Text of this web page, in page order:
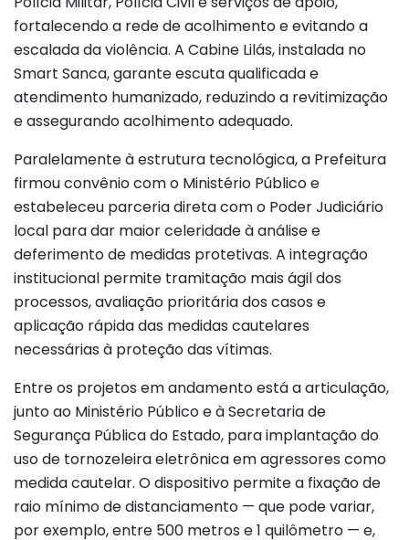
fortalecendo a rede de acolhimento e evitando a
escalada da violência. A Cabine Lilás, instalada no
Smart Sanca, garante escuta qualificada e
atendimento humanizado, reduzindo a revitimização
e assegurando acolhimento adequado.
Paralelamente à estrutura tecnológica, a Prefeitura
firmou convênio com o Ministério Público e
estabeleceu parceria direta com o Poder Judiciário
local para dar maior celeridade à análise e
deferimento de medidas protetivas. A integração
institucional permite tramitação mais ágil dos
processos, avaliação prioritária dos casos e
aplicação rápida das medidas cautelares
necessárias à proteção das vítimas.
Entre os projetos em andamento está a articulação,
junto ao Ministério Público e à Secretaria de
Segurança Pública do Estado, para implantação do
uso de tornozeleira eletrônica em agressores como
medida cautelar. O dispositivo permite a fixação de
raio mínimo de distanciamento — que pode variar,
por exemplo, entre 500 metros e 1 quilômetro — e,